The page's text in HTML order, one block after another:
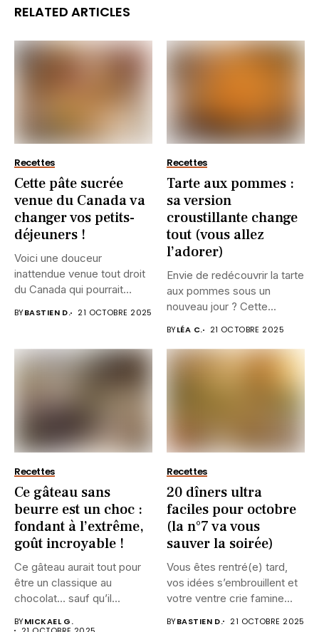
RELATED ARTICLES
Recettes
Cette pâte sucrée
venue du Canada va
changer vos petits-
déjeuners !
Voici une douceur
inattendue venue tout droit
du Canada qui pourrait
BYBASTIEN D. 21 OCTOBRE 2025
Recettes
Tarte aux pommes :
sa version
croustillante change
tout (vous allez
l’adorer)
Envie de redécouvrir la tarte
aux pommes sous un
nouveau jour ? Cette...
BYLÉA C. 21 OCTOBRE 2025
Recettes
Ce gâteau sans
beurre est un choc :
fondant à l’extrême,
goût incroyable !
Ce gâteau aurait tout pour
être un classique au
chocolat… sauf qu’il...
BYMICKAEL G.
Recettes
20 dîners ultra
faciles pour octobre
(la n°7 va vous
sauver la soirée)
Vous êtes rentré(e) tard,
vos idées s’embrouillent et
votre ventre crie famine...
BYBASTIEN D. 21 OCTOBRE 2025